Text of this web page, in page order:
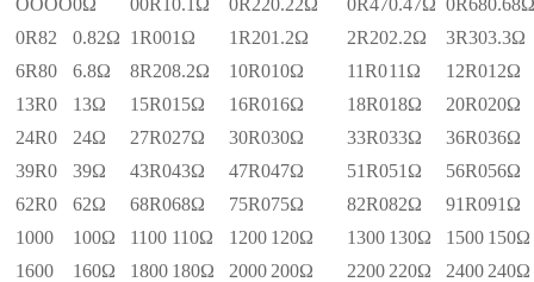
OOOO0Ω 00R10.1Ω 0R220.22Ω 0R470.47Ω 0R68
0R82
0.82Ω 1R001Ω 1R201.2Ω 2R202.2Ω 3R303.3Ω
6R80
6.8Ω 8R208.2Ω 10R010Ω 11R011Ω 12R012Ω
13R0
13Ω 15R015Ω 16R016Ω 18R018Ω 20R020Ω
24R0
24Ω 27R027Ω 30R030Ω 33R033Ω 36R036Ω
39R0
39Ω 43R043Ω 47R047Ω 51R051Ω 56R056Ω
62R0
62Ω 68R068Ω 75R075Ω 82R082Ω 91R091Ω
1000
100Ω 1100 110Ω 1200 120Ω 1300 130Ω 1500 150Ω
1600
160Ω 1800 180Ω 2000 200Ω 2200 220Ω 2400 240Ω